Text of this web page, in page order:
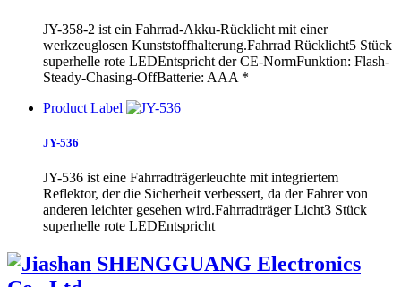
JY-358-2 ist ein Fahrrad-Akku-Rücklicht mit einer
werkzeuglosen Kunststoffhalterung.Fahrrad Rücklicht5 Stück
superhelle rote LEDEntspricht der CE-NormFunktion: Flash-
Steady-Chasing-OffBatterie: AAA *
Product Label
JY-536
JY-536 ist eine Fahrradträgerleuchte mit integriertem
Reflektor, der die Sicherheit verbessert, da der Fahrer von
anderen leichter gesehen wird.Fahrradträger Licht3 Stück
superhelle rote LEDEntspricht